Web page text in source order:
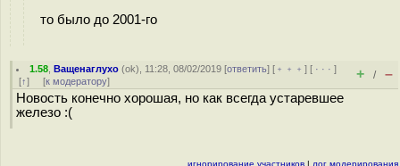
то было до 2001-го
1.58 ,Ващенаглухо (ok), 11:28, 08/02/2019 [ответить] [ ﹢﹢﹢] [ · · ·]
[↑] [к модератору] + / –
Новость конечно хорошая, но как всегда устаревшее
железо :(
игнорирование участников | лог модерирования